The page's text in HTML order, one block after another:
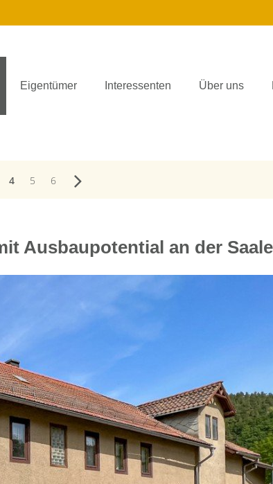
Eigentümer Interessenten Über uns
4 5 6
Ausbaupotential an der Saale